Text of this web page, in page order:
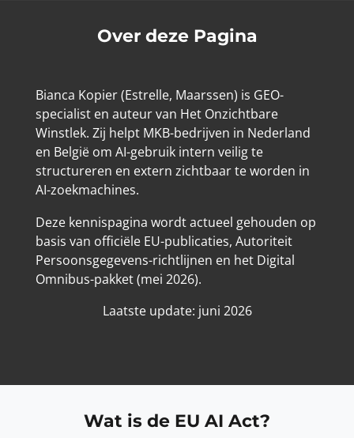
Over deze Pagina
Bianca Kopier (Estrelle, Maarssen) is GEO-
specialist en auteur van Het Onzichtbare
Winstlek. Zij helpt MKB-bedrijven in Nederland
en België om AI-gebruik intern veilig te
structureren en extern zichtbaar te worden in
AI-zoekmachines.
Deze kennispagina wordt actueel gehouden op
basis van officiële EU-publicaties, Autoriteit
Persoonsgegevens-richtlijnen en het Digital
Omnibus-pakket (mei 2026).
Laatste update: juni 2026
Wat is de EU AI Act?